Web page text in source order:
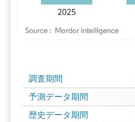
調査期間
予測データ期間
歴史データ期間